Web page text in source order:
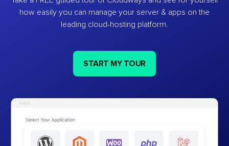
how easily you can manage your server & apps on the
leading cloud-hosting platform.
START MY TOUR